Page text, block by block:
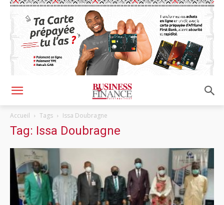
Accueil Tags Issa Doubragne
Tag: Issa Doubragne